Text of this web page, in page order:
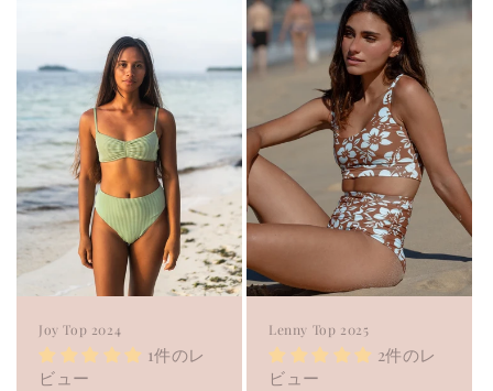
i
o
n
:
Joy Top 2024
1件のレ
ビュー
Lenny Top 2025
2件のレ
ビュー